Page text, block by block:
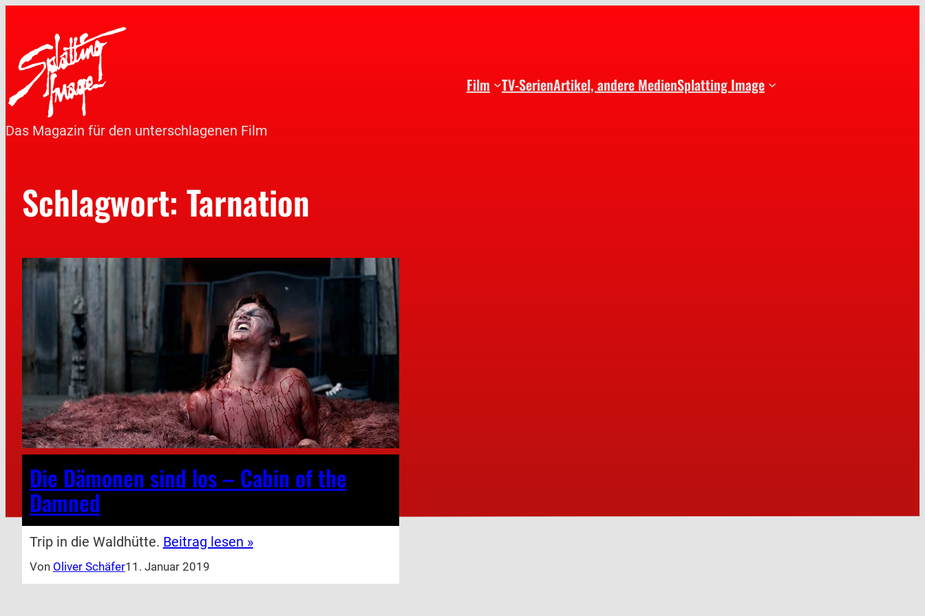
Das Magazin für den unterschlagenen Film
Film TV-SerienArtikel, andere MedienSplatting Image
Schlagwort: Tarnation
Die Dämonen sind los – Cabin of the
Damned
Trip in die Waldhütte. Beitrag lesen »
Von Oliver Schäfer11. Januar 2019